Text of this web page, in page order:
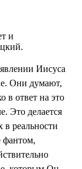
и
Иисуса
Они думают,
в ответ на это
Это делается
в реальности
фантом,